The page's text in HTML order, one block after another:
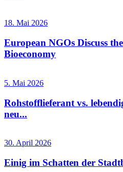
18. Mai 2026
European NGOs Discuss
Bioeconomy
5. Mai 2026
Rohstofflieferant vs.
neu...
30. April 2026
Einig im Schatten der